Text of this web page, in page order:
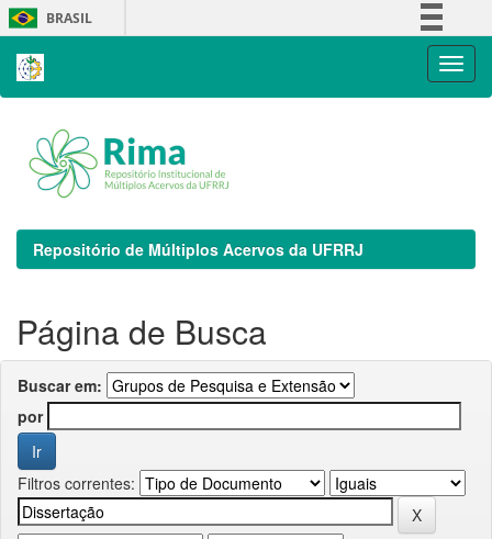
Skip
navigation
BRASIL
Repositório de Múltiplos Acervos da UFRRJ
Página de Busca
Buscar em:
por
Filtros correntes: